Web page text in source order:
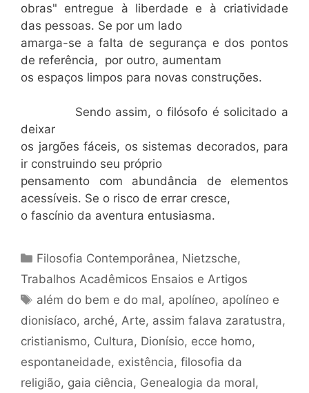
obras" entregue à liberdade e à criatividade
das pessoas. Se por um lado
amarga-se a falta de segurança e dos pontos
de referência, por outro, aumentam
os espaços limpos para novas construções.
Sendo assim, o filósofo é solicitado a
deixar
os jargões fáceis, os sistemas decorados, para
ir construindo seu próprio
pensamento com abundância de elementos
acessíveis. Se o risco de errar cresce,
o fascínio da aventura entusiasma.
Categorias
Filosofia Contemporânea, Nietzsche,
Trabalhos Acadêmicos Ensaios e Artigos
Tags
além do bem e do mal, apolíneo, apolíneo e
dionisíaco, arché, Arte, assim falava zaratustra,
cristianismo, Cultura, Dionísio, ecce homo,
espontaneidade, existência, filosofia da
religião, gaia ciência, Genealogia da moral,